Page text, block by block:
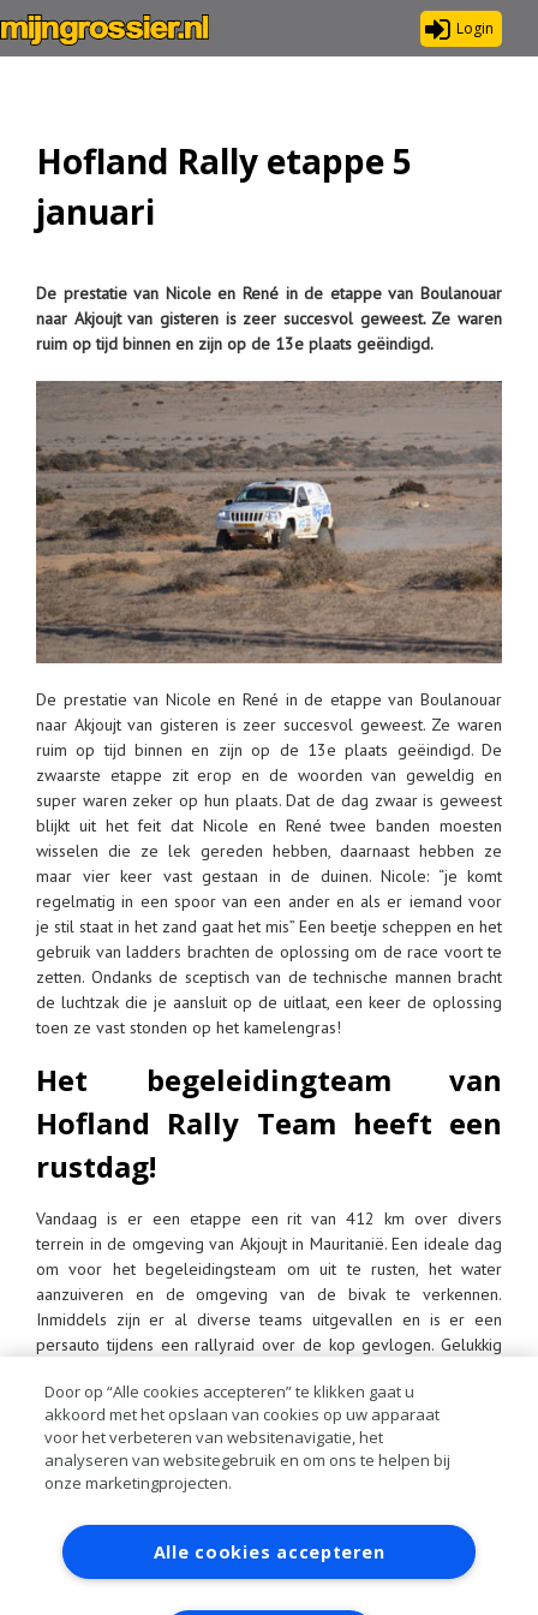
Login
Hofland Rally etappe 5
januari
De prestatie van Nicole en René in de etappe van Boulanouar
naar Akjoujt van gisteren is zeer succesvol geweest. Ze waren
ruim op tijd binnen en zijn op de 13e plaats geëindigd.
De prestatie van Nicole en René in de etappe van Boulanouar
naar Akjoujt van gisteren is zeer succesvol geweest. Ze waren
ruim op tijd binnen en zijn op de 13e plaats geëindigd. De
zwaarste etappe zit erop en de woorden van geweldig en
super waren zeker op hun plaats. Dat de dag zwaar is geweest
blijkt uit het feit dat Nicole en René twee banden moesten
wisselen die ze lek gereden hebben, daarnaast hebben ze
maar vier keer vast gestaan in de duinen. Nicole: “je komt
regelmatig in een spoor van een ander en als er iemand voor
je stil staat in het zand gaat het mis” Een beetje scheppen en het
gebruik van ladders brachten de oplossing om de race voort te
zetten. Ondanks de sceptisch van de technische mannen bracht
de luchtzak die je aansluit op de uitlaat, een keer de oplossing
toen ze vast stonden op het kamelengras!
Het begeleidingteam van
Hofland Rally Team heeft een
rustdag!
Vandaag is er een etappe een rit van 412 km over divers
terrein in de omgeving van Akjoujt in Mauritanië. Een ideale dag
om voor het begeleidingsteam om uit te rusten, het water
aanzuiveren en de omgeving van de bivak te verkennen.
Inmiddels zijn er al diverse teams uitgevallen en is er een
persauto tijdens een rallyraid over de kop gevlogen. Gelukkig
ziet de auto er niet meer uit. De rallyraid is voor diegene die
niet aan de wedstrijd meedoen, maar toch een stuk van het
parcours mee willen rijden. Wij hebben dat met de persauto in
Marokko ook gedaan. Het is een enorme ervaring en geeft een
geweldig gevoel. Je moet wel oppassen en je verstand blijven
gebruiken en niet denken dat je als coureur door het parcours
te scheuren. Al blijft het natuurlijk uitdagend.
Contact Account aanvragen
Inloggen
RAI bestanden
Privacy
Algemene
voorwaarden
Door op “Alle cookies accepteren” te klikken gaat u
akkoord met het opslaan van cookies op uw apparaat
voor het verbeteren van websitenavigatie, het
analyseren van websitegebruik en om ons te helpen bij
onze marketingprojecten.
Alle cookies accepteren